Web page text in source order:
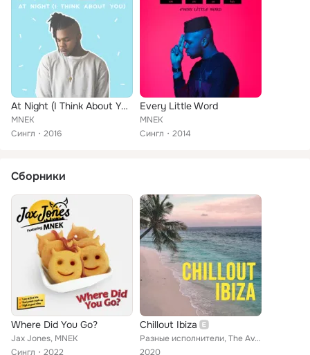
At Night (I Think About You)
MNEK
Сингл
2016
Every Little Word
MNEK
Сингл
2014
Сборники
Where Did You Go?
Jax Jones, MNEK
Сингл
2022
Chillout Ibiza
Разные исполнители, The Avener, Hooverphonic, Vargas & Lagola, Jamie Woon, Shawn Mendes, Duke Dumont, Massive Attack, HEDEGAARD,...
2020